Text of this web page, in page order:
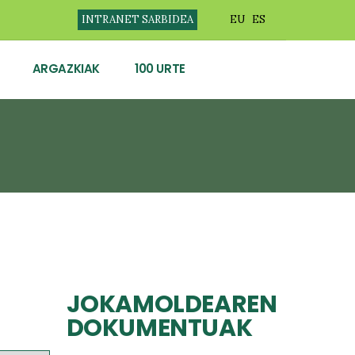
INTRANET SARBIDEA EU ES
ARGAZKIAK 100 URTE
JOKAMOLDEAREN
DOKUMENTUAK